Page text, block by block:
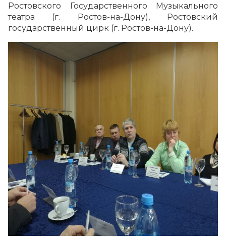
Ростовского Государственного Музыкального
театра (г. Ростов-на-Дону), Ростовский
государственный цирк (г. Ростов-на-Дону).